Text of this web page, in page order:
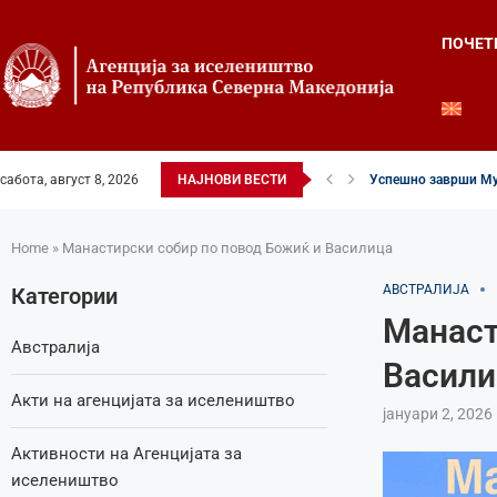
сабота, август 8, 2026 НАЈНОВИ ВЕСТИ Успешно заврши
Home » Манастирски собир по повод Божиќ и Василица
АВСТРАЛИЈА
јануари 2, 2026
Категории
Австралија
Акти на агенцијата за иселеништво
Активности на Агенцијата за
иселеништво